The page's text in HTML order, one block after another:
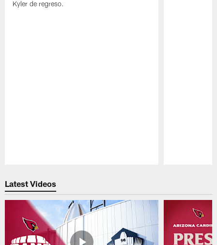
Kyler de regreso.
Latest Videos